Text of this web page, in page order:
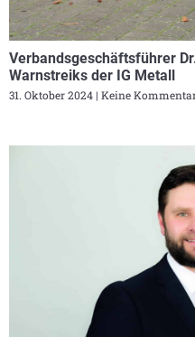
Verbandsgeschäftsführer
Warnstreiks der IG Metall
31. Oktober 2024 Keine